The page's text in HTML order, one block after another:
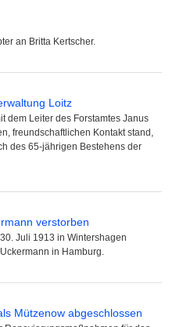
an Britta Kertscher.
Loitz
dem Leiter des Forstamtes Janus
freundschaftlichen Kontakt stand,
des 65-jährigen Bestehens der
verstorben
Juli 1913 in Wintershagen
in Hamburg.
Mützenow abgeschlossen